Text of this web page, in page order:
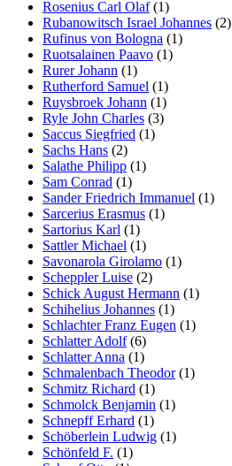
Rosenius Carl Olaf(1)
Rubanowitsch Israel Johannes (2)
Rufinus von Bologna (1)
Ruotsalainen Paavo (1)
Rurer Johann (1)
Rutherford Samuel (1)
Ruysbroek Johann (1)
Ryle John Charles (3)
Saccus Siegfried (1)
Sachs Hans (2)
Salathe Philipp (1)
Sam Conrad (1)
Sander Friedrich Immanuel (1)
Sarcerius Erasmus (1)
Sartorius Karl (1)
Sattler Michael (1)
Savonarola Girolamo (1)
Scheppler Luise (2)
Schick August Hermann (1)
Schihelius Johannes (1)
Schlachter Franz Eugen (1)
Schlatter Adolf(6)
Schlatter Anna (1)
Schmalenbach Theodor(1)
Schmitz Richard (1)
Schmolck Benjamin (1)
Schnepff Erhard (1)
Schöberlein Ludwig (1)
Schönfeld F. (1)